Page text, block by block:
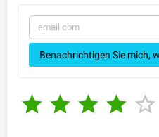
Benachrichtigen Sie mich,
    